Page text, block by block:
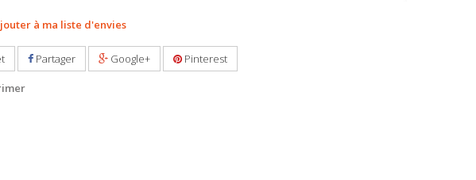
à ma liste d'envies
Partager Google+ Pinterest